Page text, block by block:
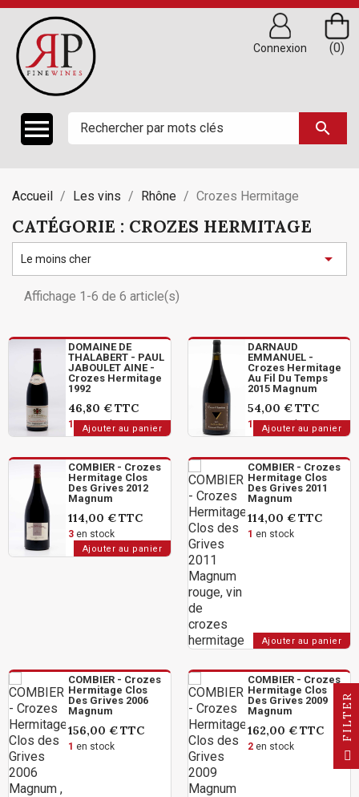

(0)
Connexion
search
Accueil Les vins Rhône Crozes Hermitage
CATÉGORIE : CROZES HERMITAGE
Le moins cher 
Affichage 1-6 de 6 article(s)
DOMAINE DE
THALABERT - PAUL
JABOULET AINE -
Crozes Hermitage
1992
46,80 €TTC
1 en stock
Ajouter au panier
DARNAUD
EMMANUEL -
Crozes Hermitage
Au Fil Du Temps
2015 Magnum
54,00 €TTC
17 en stock
Ajouter au panier
COMBIER - Crozes
Hermitage Clos
Des Grives 2012
Magnum
114,00 €TTC
3en stock
Ajouter au panier
COMBIER - Crozes
Hermitage Clos
Des Grives 2011
Magnum
114,00 €TTC
1 en stock
Ajouter au panier
COMBIER - Crozes
Hermitage Clos
Des Grives 2006
Magnum
156,00 €TTC
1 en stock
COMBIER - Crozes
Hermitage Clos
Des Grives 2009
Magnum
162,00 €TTC
2en stock
R